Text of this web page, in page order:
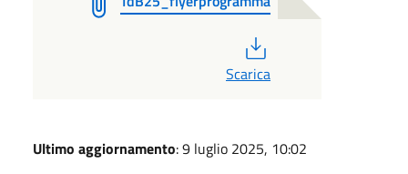
Scarica
Ultimo aggiornamento: 9 luglio 2025, 10:02